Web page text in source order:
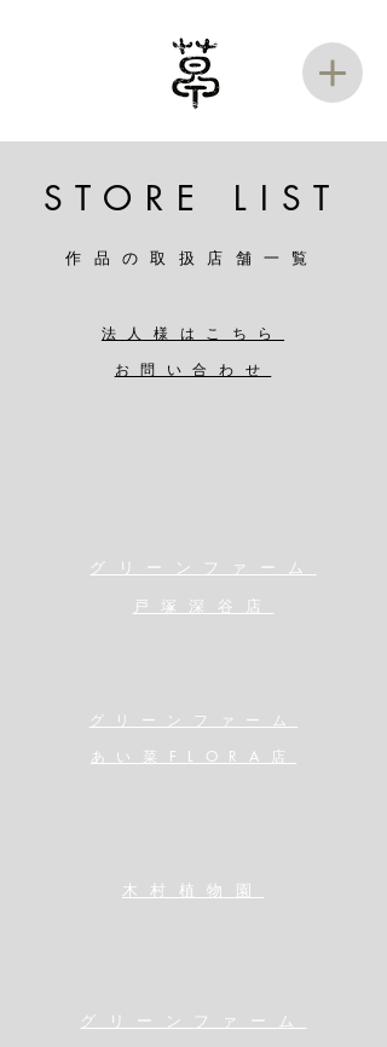
STORE LIST
​作品の取扱店舗一覧
法人様はこちら
お問い合わせ
​グリーンファーム
戸塚深谷店
グリーンファーム
あい菜FLORA店
木村植物園
​グリーンファーム